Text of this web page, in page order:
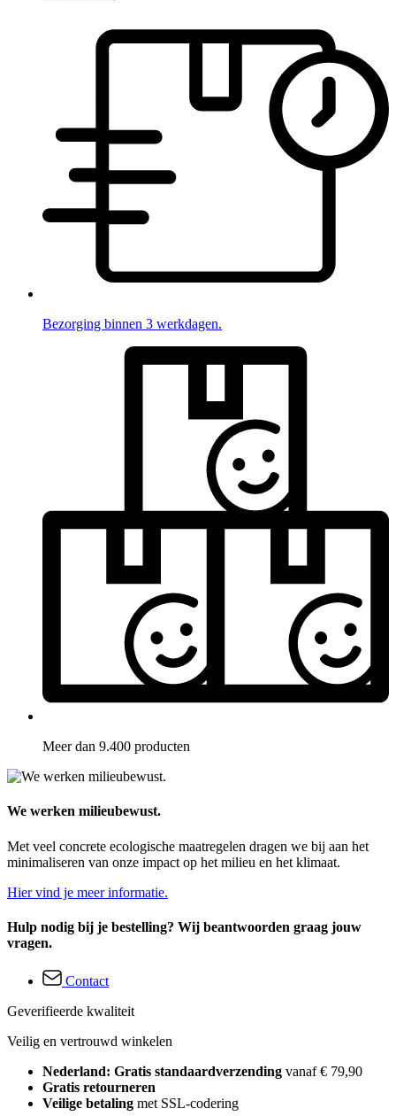
Bezorging binnen 3 werkdagen.
Meer dan 9.400 producten
We werken milieubewust.
Met veel concrete ecologische maatregelen dragen we bij aan het
minimaliseren van onze impact op het milieu en het klimaat.
Hier vind je meer informatie.
Hulp nodig bij je bestelling? Wij beantwoorden graag jouw
vragen.
Contact
Geverifieerde kwaliteit
Veilig en vertrouwd winkelen
Nederland: Gratis standaardverzending vanaf € 79,90
Gratis retourneren
Veilige betaling met SSL-codering